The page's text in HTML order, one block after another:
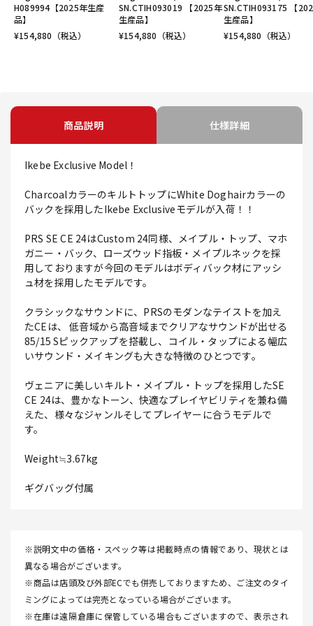
H089994【2025年生産
品】
¥154,880 （税込）
SN.CTIH093019 【2025年
生産品】
¥154,880 （税込）
SN.CTIH093175 【
生産品】
¥154,880 （税込）
商品説明 仕様詳細
Ikebe Exclusive Model！
CharcoalカラーのキルトトップにWhite Doghairカラーの
バックを採用したIkebe Exclusiveモデルが入荷！！
PRS SE CE 24はCustom 24同様、メイプル・トップ、マホ
ガニー・バック、ローズウッド指板・メイプルネックを採
用しておりますが今回のモデルはボディバック材にアッシ
ュ材を採用したモデルです。
クラシックなサウンドに、PRSのモダンなテイストを加え
たCEは、 低音域から高音域までクリアなサウンドが出せる
85/15 Sピックアップを搭載し、コイル・タップによる幅広
いサウンド・メイキングも大きな特徴のひとつです。
ヴェニアに美しいキルト・メイプル・トップを採用したSE
CE 24は、豊かなトーン、快適なプレイヤビリティを兼ね備
えた、様々なジャンルそしてプレイヤーに合うモデルで
す。
Weight≒3.67kg
ギグバッグ付属
※説明文中の価格・スペック等は掲載時点の情報であり、現状とは
異なる場合がございます。
※商品は店頭及び外部ECでも併売しておりますため、ご注文のタイ
ミングによっては完売となっている場合がございます。
※在庫は遠隔倉庫に保管している場合もございますので、表示され